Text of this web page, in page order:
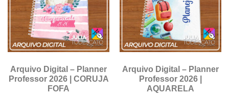
Arquivo Digital – Planner
Professor 2026 | CORUJA
FOFA
Arquivo Digital – Planner
Professor 2026 |
AQUARELA